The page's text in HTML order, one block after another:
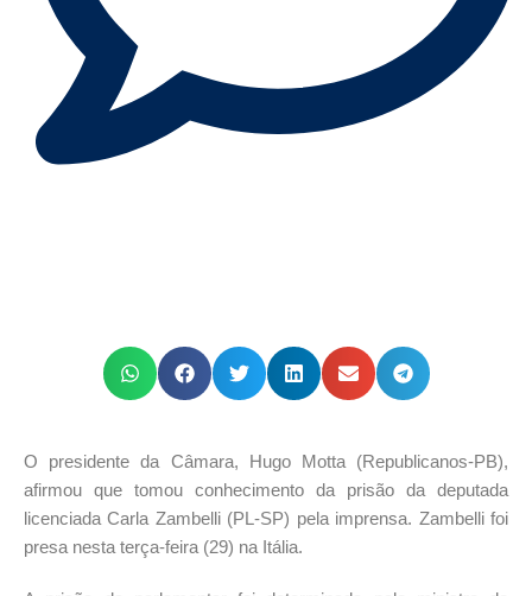
O presidente da Câmara, Hugo Motta (Republicanos-PB),
afirmou que tomou conhecimento da prisão da deputada
licenciada Carla Zambelli (PL-SP) pela imprensa. Zambelli foi
presa nesta terça-feira (29) na Itália.